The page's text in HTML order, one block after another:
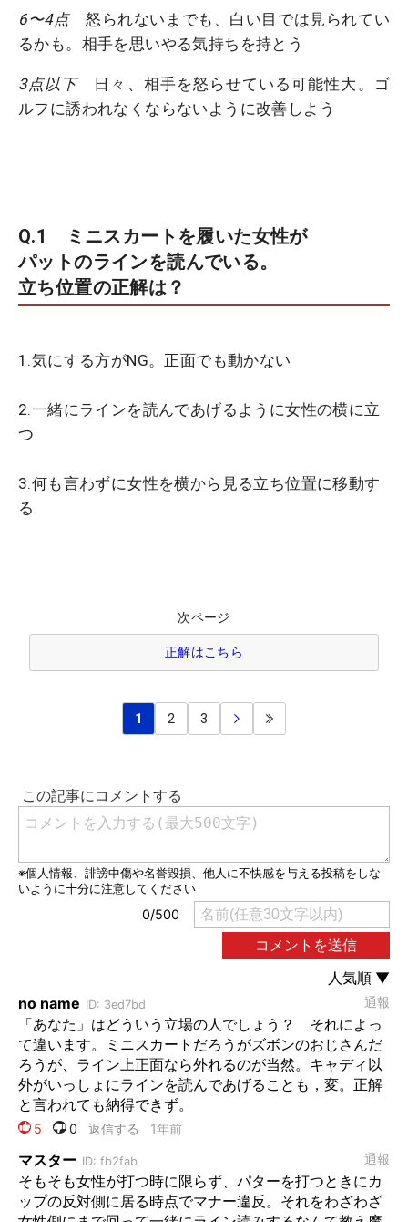
6〜4点怒られないまでも、白い目では見られてい
るかも。相手を思いやる気持ちを持とう
3点以下日々、相手を怒らせている可能性大。ゴ
ルフに誘われなくならないように改善しよう
Q.1 ミニスカートを履いた女性が
パットのラインを読んでいる。
立ち位置の正解は？
1.気にする方がNG。正面でも動かない
2.一緒にラインを読んであげるように女性の横に立
つ
3.何も言わずに女性を横から見る立ち位置に移動す
る
次ページ
正解はこちら
1 2 3